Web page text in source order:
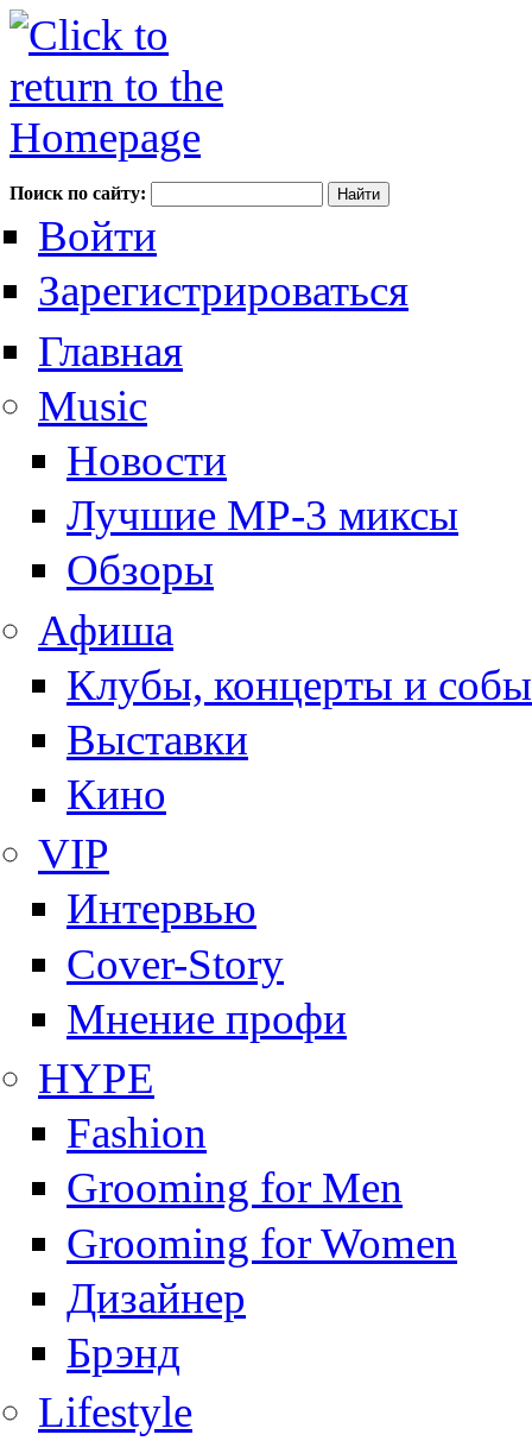
Поиск по сайту:
Войти
Зарегистрироваться
Главная
Music
Новости
Лучшие MP-3 миксы
Обзоры
Афиша
Клубы, концерты и
Выставки
Кино
VIP
Интервью
Cover-Story
Мнение профи
HYPE
Fashion
Grooming for Men
Grooming for Women
Дизайнер
Брэнд
Lifestyle